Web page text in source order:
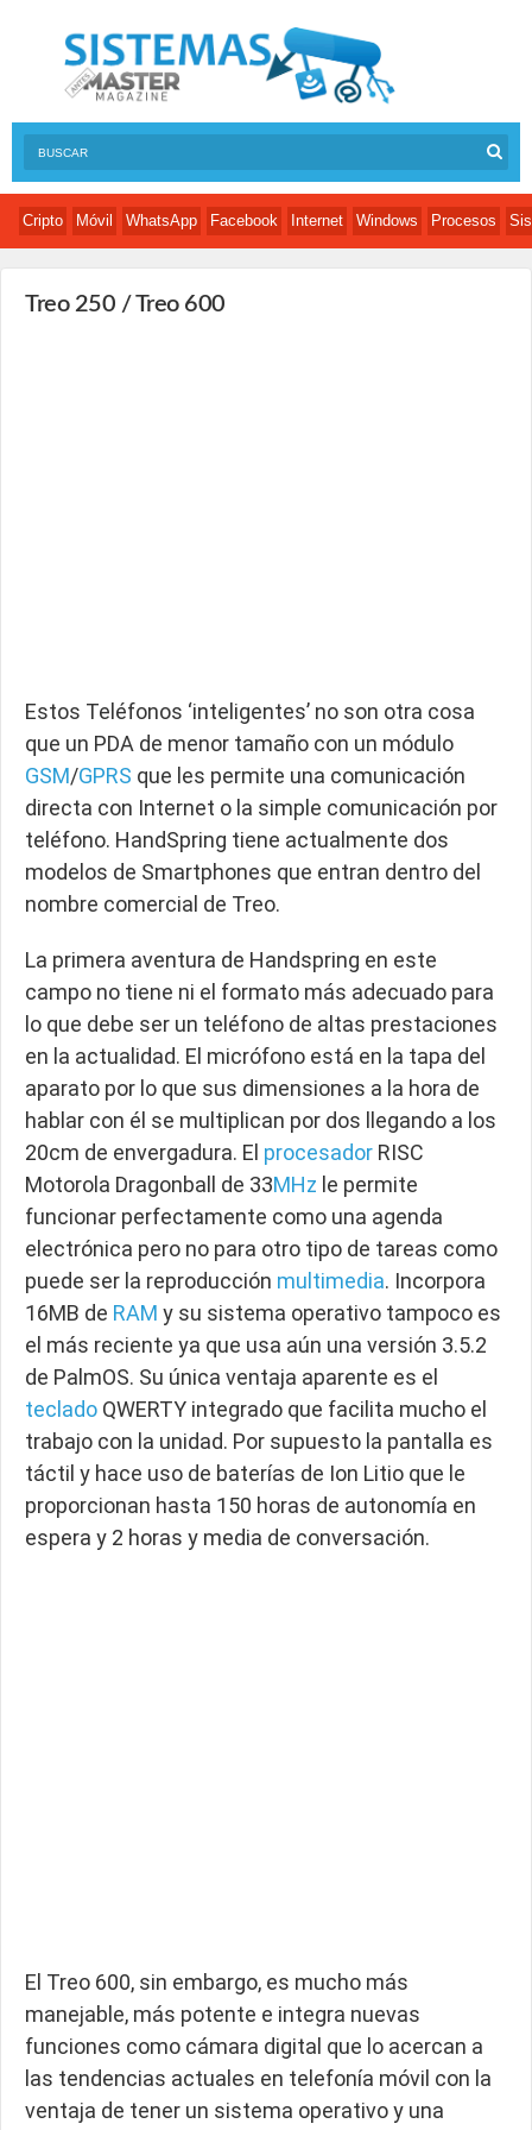
Cripto Móvil WhatsApp Facebook Internet Windows Procesos
Treo 250 / Treo 600
Estos Teléfonos ‘inteligentes’ no son otra cosa
que un PDA de menor tamaño con un módulo
GSM/GPRS que les permite una comunicación
directa con Internet o la simple comunicación por
teléfono. HandSpring tiene actualmente dos
modelos de Smartphones que entran dentro del
nombre comercial de Treo.
La primera aventura de Handspring en este
campo no tiene ni el formato más adecuado para
lo que debe ser un teléfono de altas prestaciones
en la actualidad. El micrófono está en la tapa del
aparato por lo que sus dimensiones a la hora de
hablar con él se multiplican por dos llegando a los
20cm de envergadura. El procesador RISC
Motorola Dragonball de 33MHz le permite
funcionar perfectamente como una agenda
electrónica pero no para otro tipo de tareas como
puede ser la reproducción multimedia. Incorpora
16MB de RAM y su sistema operativo tampoco es
el más reciente ya que usa aún una versión 3.5.2
de PalmOS. Su única ventaja aparente es el
teclado QWERTY integrado que facilita mucho el
trabajo con la unidad. Por supuesto la pantalla es
táctil y hace uso de baterías de Ion Litio que le
proporcionan hasta 150 horas de autonomía en
espera y 2 horas y media de conversación.
El Treo 600, sin embargo, es mucho más
manejable, más potente e integra nuevas
funciones como cámara digital que lo acercan a
las tendencias actuales en telefonía móvil con la
ventaja de tener un sistema operativo y una